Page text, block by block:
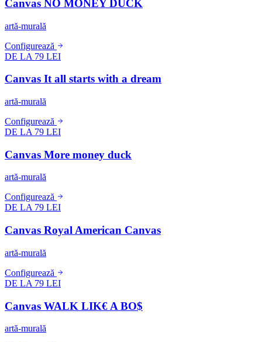
Canvas NO MONEY DUCK
artă-murală
Configurează
DE LA 79 LEI
Canvas It all starts with a dream
artă-murală
Configurează
DE LA 79 LEI
Canvas More money duck
artă-murală
Configurează
DE LA 79 LEI
Canvas Royal American Canvas
artă-murală
Configurează
DE LA 79 LEI
Canvas WALK LIK€ A BO$
artă-murală